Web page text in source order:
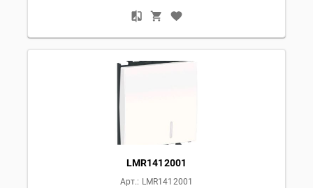
LMR1412001
Арт.: LMR1412001